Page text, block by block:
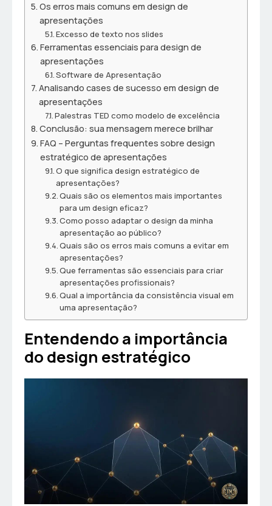
Os erros mais comuns em design de
apresentações
Excesso de texto nos slides
Ferramentas essenciais para design de
apresentações
Software de Apresentação
Analisando cases de sucesso em design de
apresentações
Palestras TED como modelo de excelência
Conclusão: sua mensagem merece brilhar
FAQ – Perguntas frequentes sobre design
estratégico de apresentações
O que significa design estratégico de
apresentações?
Quais são os elementos mais importantes
para um design eficaz?
Como posso adaptar o design da minha
apresentação ao público?
Quais são os erros mais comuns a evitar em
apresentações?
Que ferramentas são essenciais para criar
apresentações profissionais?
Qual a importância da consistência visual em
uma apresentação?
Entendendo a importância
do design estratégico